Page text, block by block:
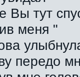
Вы тут
меня "
передо